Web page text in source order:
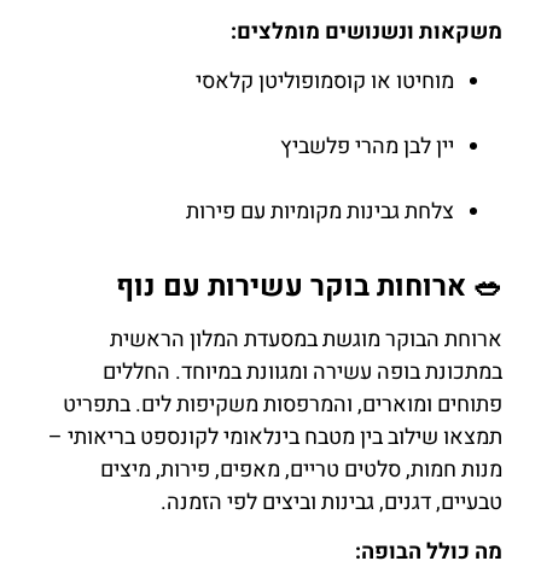
משקאות ונשנושים מומלצים:
מוחיטו או קוסמופוליטן קלאסי
יין לבן מהרי פלשביץ
צלחת גבינות מקומיות עם פירות
🥗 ארוחות בוקר עשירות עם נוף
ארוחת הבוקר מוגשת במסעדת המלון הראשית
במתכונת בופה עשירה ומגוונת במיוחד. החללים
פתוחים ומוארים, והמרפסות משקיפות לים. בתפריט
תמצאו שילוב בין מטבח בינלאומי לקונספט בריאותי –
מנות חמות, סלטים טריים, מאפים, פירות, מיצים
טבעיים, דגנים, גבינות וביצים לפי הזמנה.
מה כולל הבופה: